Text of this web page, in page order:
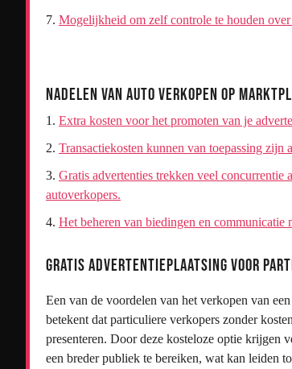
Mogelijkheid om zelf controle te houden over
Nadelen van Auto Verkopen op
Extra kosten voor het promoten van je
Transactiekosten kunnen van toepassing
Gratis advertenties trekken veel
autoverkopers.
Het beheren van biedingen en
Gratis advertentieplaatsing voor
Een van de voordelen van het verkopen van
betekent dat particuliere verkopers zonder
presenteren. Door deze kosteloze optie krijgen
een breder publiek te bereiken, wat kan leiden